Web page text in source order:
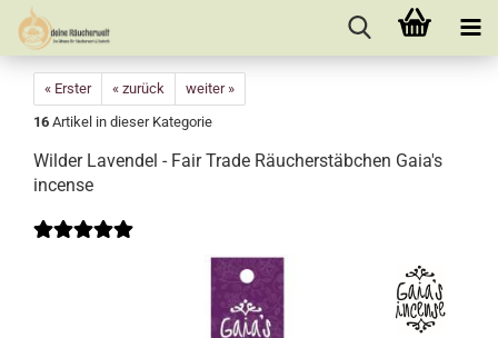
« Erster « zurück
weiter »
16 Artikel in dieser Kategorie
Wilder Lavendel - Fair Trade Räucherstäbchen Gaia's
incense